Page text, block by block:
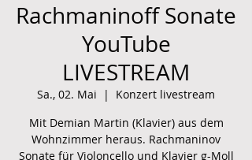
Rachmaninoff Sonate
YouTube
LIVESTREAM
Sa., 02. Mai
  |
Konzert livestream
Mit Demian Martin (Klavier) aus dem
Wohnzimmer heraus. Rachmaninov
Sonate für Violoncello und Klavier g-Moll